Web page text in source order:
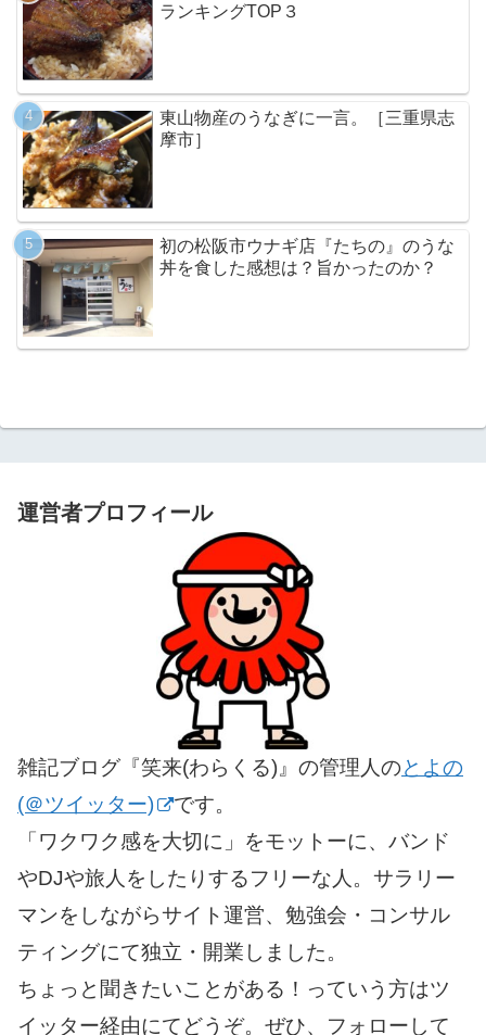
ランキングTOP３
東山物産のうなぎに一言。［三重県志
摩市］
初の松阪市ウナギ店『たちの』のうな
丼を食した感想は？旨かったのか？
運営者プロフィール
雑記ブログ『笑来(わらくる)』の管理人のとよの
(＠ツイッター)
です。
「ワクワク感を大切に」をモットーに、バンド
やDJや旅人をしたりするフリーな人。サラリー
マンをしながらサイト運営、勉強会・コンサル
ティングにて独立・開業しました。
ちょっと聞きたいことがある！っていう方はツ
イッター経由にてどうぞ。ぜひ、フォローして